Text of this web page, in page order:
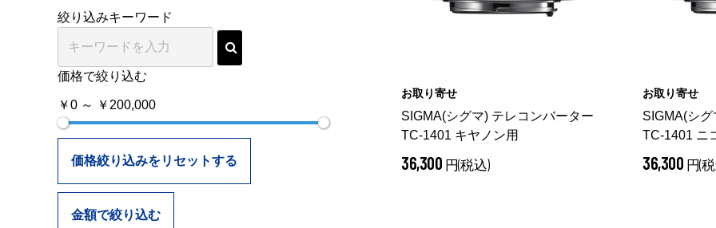
絞り込みキーワード
価格で絞り込む
￥0 ～ ￥200,000
価格絞り込みをリセットする
金額で絞り込む
お取り寄せ
SIGMA(シグマ) テレコンバーター
TC-1401 キヤノン用
36,300 円(税込)
お取り寄せ
SIGMA(シ
TC-1401 ニ
36,300 円(